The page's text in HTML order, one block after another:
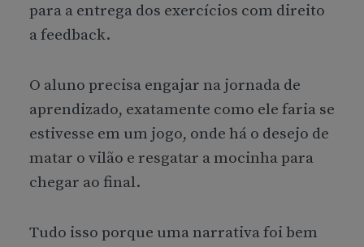
para a entrega dos exercícios com direito
a feedback.
O aluno precisa engajar na jornada de
aprendizado, exatamente como ele faria se
estivesse em um jogo, onde há o desejo de
matar o vilão e resgatar a mocinha para
chegar ao final.
Tudo isso porque uma narrativa foi bem